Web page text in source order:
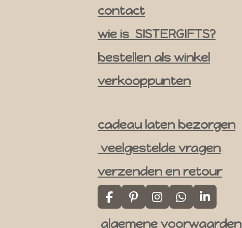
a
m
contact
wie is SISTERGIFTS?
bestellen als winkel
verkooppunten
cadeau laten bezorgen
veelgestelde vragen
verzenden en retour
F
a
c
P
i
n
I
n
s
W
h
a
L
i
n
algemene voorwaarden